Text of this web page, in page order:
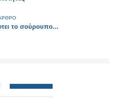
το σούρουπο...